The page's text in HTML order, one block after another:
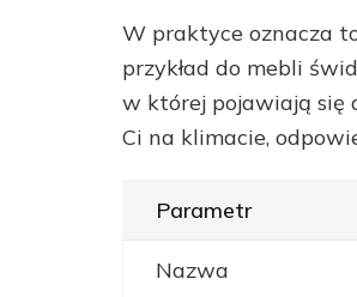
W praktyce oznacza
przykład do mebli
w której pojawiają się
Ci na klimacie,
Parametr
Nazwa